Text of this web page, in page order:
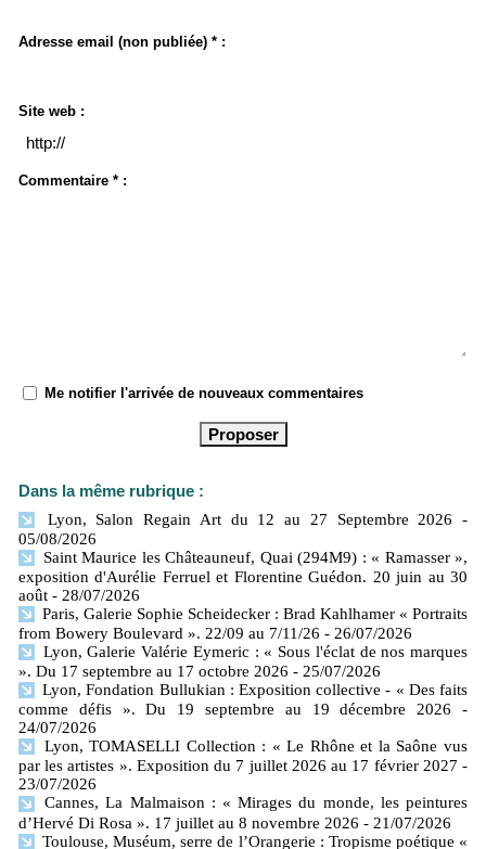
Adresse email (non publiée) * :
Site web :
Commentaire * :
Me notifier l'arrivée de nouveaux commentaires
Dans la même rubrique :
Lyon, Salon Regain Art du 12 au 27 Septembre 2026
-
05/08/2026
Saint Maurice les Châteauneuf, Quai (294M9) : « Ramasser »,
exposition d'Aurélie Ferruel et Florentine Guédon. 20 juin au 30
août - 28/07/2026
Paris, Galerie Sophie Scheidecker : Brad Kahlhamer « Portraits
from Bowery Boulevard ». 22/09 au 7/11/26 - 26/07/2026
Lyon, Galerie Valérie Eymeric : « Sous l'éclat de nos marques
». Du 17 septembre au 17 octobre 2026 - 25/07/2026
Lyon, Fondation Bullukian : Exposition collective - « Des faits
comme défis ». Du 19 septembre au 19 décembre 2026
-
24/07/2026
Lyon, TOMASELLI Collection : « Le Rhône et la Saône vus
par les artistes ». Exposition du 7 juillet 2026 au 17 février 2027 -
23/07/2026
Cannes, La Malmaison : « Mirages du monde, les peintures
d’Hervé Di Rosa ». 17 juillet au 8 novembre 2026 - 21/07/2026
Toulouse, Muséum, serre de l’Orangerie : Tropisme poétique «